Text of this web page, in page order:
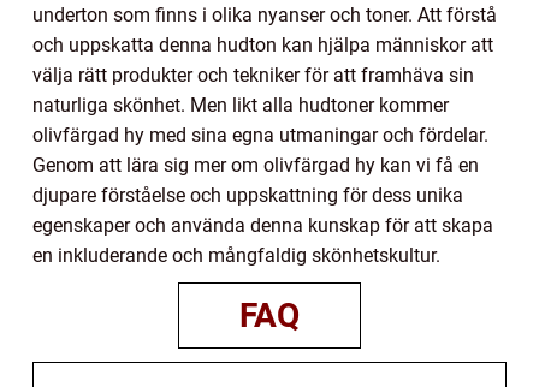
underton som finns i olika nyanser och toner. Att förstå
och uppskatta denna hudton kan hjälpa människor att
välja rätt produkter och tekniker för att framhäva sin
naturliga skönhet. Men likt alla hudtoner kommer
olivfärgad hy med sina egna utmaningar och fördelar.
Genom att lära sig mer om olivfärgad hy kan vi få en
djupare förståelse och uppskattning för dess unika
egenskaper och använda denna kunskap för att skapa
en inkluderande och mångfaldig skönhetskultur.
FAQ